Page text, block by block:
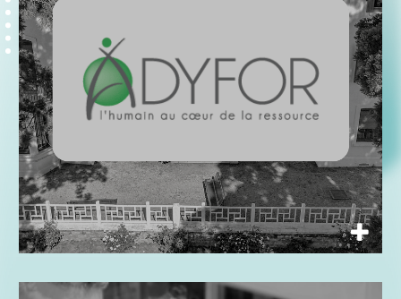
ADEA FORMATIONS